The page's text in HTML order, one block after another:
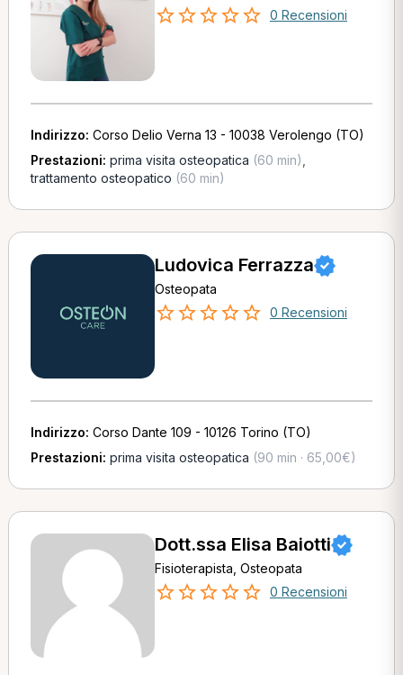
0 Recensioni
Indirizzo: Corso Delio Verna 13 - 10038 Verolengo (TO)
Prestazioni: prima visita osteopatica (60 min)
trattamento osteopatico (60 min)
Ludovica Ferrazza
Osteopata
0 Recensioni
Indirizzo: Corso Dante 109 - 10126 Torino (TO)
Prestazioni: prima visita osteopatica (90 min · 65,00€)
Dott.ssa Elisa Baiotti
Fisioterapista, Osteopata
0 Recensioni